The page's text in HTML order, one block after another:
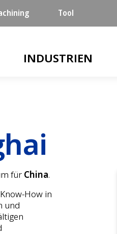
Tool
INDUSTRIEN
für China.
How in
und